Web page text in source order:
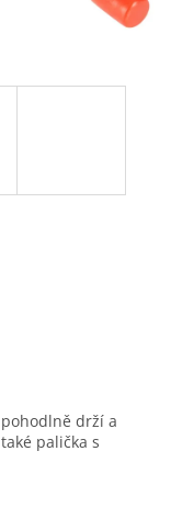
drží a
palička s